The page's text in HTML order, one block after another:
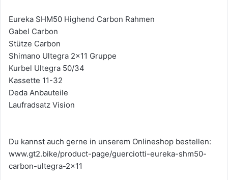
Eureka SHM50 Highend Carbon Rahmen
Gabel Carbon
Stütze Carbon
Shimano Ultegra 2x11 Gruppe
Kurbel Ultegra 50/34
Kassette 11-32
Deda Anbauteile
Laufradsatz Vision
Du kannst auch gerne in unserem Onlineshop bestellen:
www.gt2.bike/product-page/guerciotti-eureka-shm50-
carbon-ultegra-2x11